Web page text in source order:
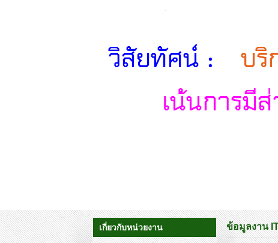
เกี่ยวกับหน่วยงาน ข้อมูลงาน